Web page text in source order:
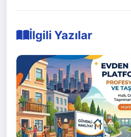
İlgili Yazılar